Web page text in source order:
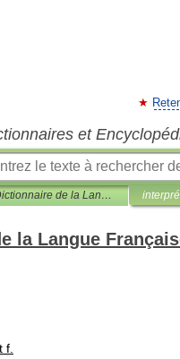
et
Dictionnaire de la Langue Française d'Émile Littré
la Langue
f